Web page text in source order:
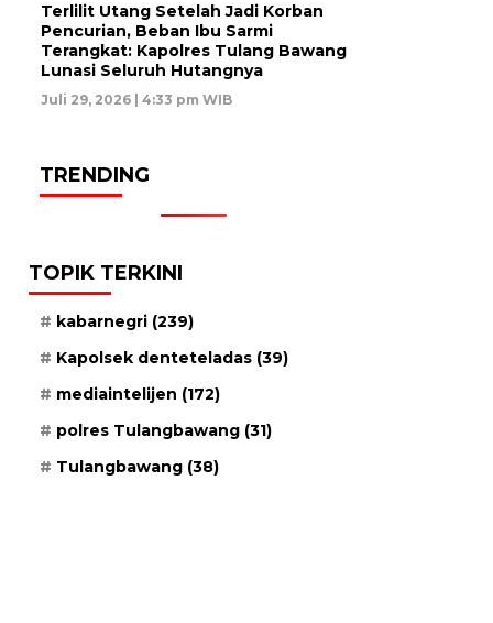
Terlilit Utang Setelah Jadi Korban
Pencurian, Beban Ibu Sarmi
Terangkat: Kapolres Tulang Bawang
Lunasi Seluruh Hutangnya
Juli 29, 2026 | 4:33 pm WIB
TRENDING
TOPIK TERKINI
kabarnegri (239)
Kapolsek denteteladas (39)
mediaintelijen (172)
polres Tulangbawang (31)
Tulangbawang (38)